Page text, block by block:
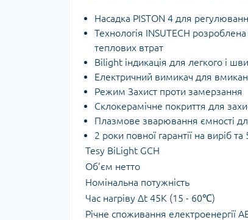
Насадка PISTON 4 для
Технологія INSUTECH
теплових втрат
Bilight індикація для легкого і
Електричний вимикач для
Режим Захист проти замерзання
Склокерамічне покриття для
Плазмове зварювання ємності
2 роки повної гарантії на виріб
Tesy BiLight GCH
Об’єм нетто
Номінальна потужність
Час нагріву Δt 45K (15 - 60℃)
Річне споживання електроенергії